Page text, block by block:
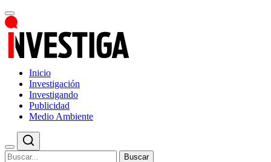
Inicio
Investigación
Investigando
Publicidad
Medio Ambiente
Buscar